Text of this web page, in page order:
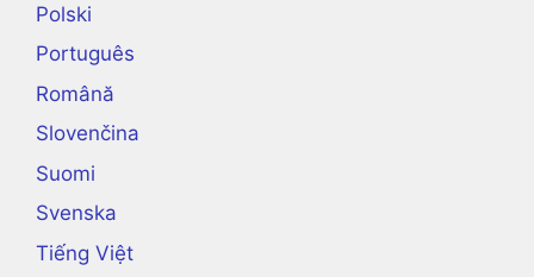
Polski
Português
Română
Slovenčina
Suomi
Svenska
Tiếng Việt